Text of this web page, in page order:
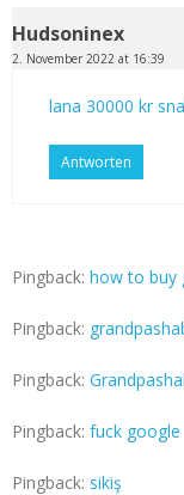
Hudsoninex
2. November 2022 at 16:39
lana 30000 kr
Antworten
Pingback: how to buy
Pingback:
Pingback:
Pingback: fuck google
Pingback: sikiş